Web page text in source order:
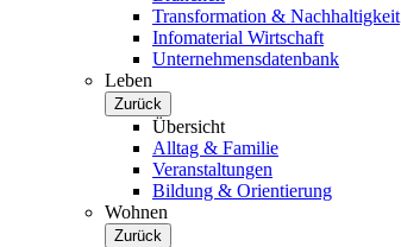
Transformation & Nachhaltigkeit
Infomaterial Wirtschaft
Unternehmensdatenbank
Leben
Zurück
Übersicht
Alltag & Familie
Veranstaltungen
Bildung & Orientierung
Wohnen
Zurück